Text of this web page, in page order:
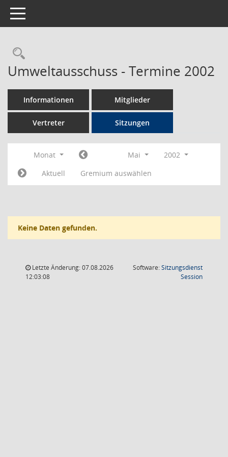
Toggle navigation
Rechercheauswahl
Umweltausschuss - Termine 2002
Informationen Mitglieder
Vertreter Sitzungen
Monat Mai
2002
Aktuell
Gremium auswählen
Keine Daten gefunden.
Letzte Änderung: 07.08.2026
12:03:08
Software:Sitzungsdienst
Session(Wird in